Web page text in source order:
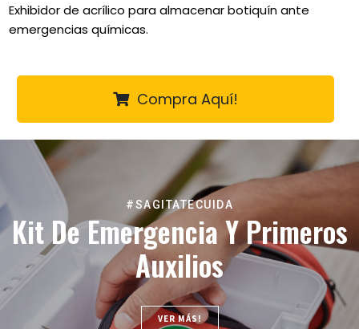
Exhibidor de acrílico para almacenar botiquín ante
emergencias químicas.
Compra Aquí!
#SAGITATECUIDA
Kit De Emergencia Y Primeros
Auxilios
VER MÁS!